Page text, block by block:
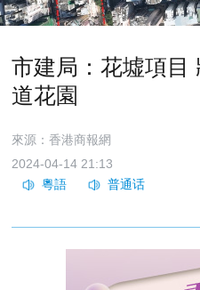
市建局：花墟項目
道花園
來源：香港商報網
2024-04-14 21:13